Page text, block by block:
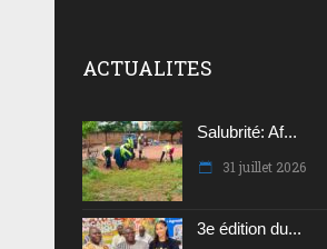
ACTUALITES
Salubrité: Af...
31 juillet 2026
3e édition du...